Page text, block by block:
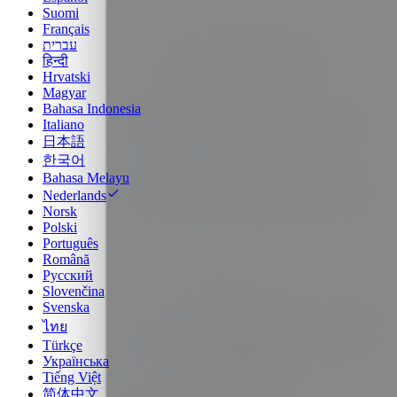
Suomi
Français
עברית
हिन्दी
Hrvatski
Magyar
Bahasa Indonesia
Italiano
日本語
한국어
Bahasa Melayu
Nederlands
Norsk
Polski
Português
Română
Русский
Slovenčina
Svenska
ไทย
Türkçe
Українська
Tiếng Việt
简体中文